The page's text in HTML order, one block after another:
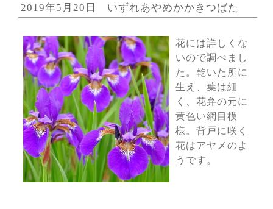
2019年5月20日 いずれあやめかかきつばた
花には詳しくな
いので調べまし
た。乾いた所に
生え、葉は細
く、花弁の元に
黄色い網目模
様。背戸に咲く
花はアヤメのよ
うです。